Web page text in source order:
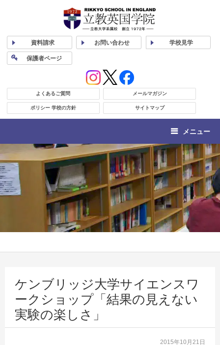
資料請求 お問い合わせ 学校見学
保護者ページ
よくあるご質問 メールマガジン
ポリシー 学校の方針 サイトマップ
メニュー
ケンブリッジ大学サイエンスワ
ークショップ「結果の見えない
実験の楽しさ」
2015年10月21日